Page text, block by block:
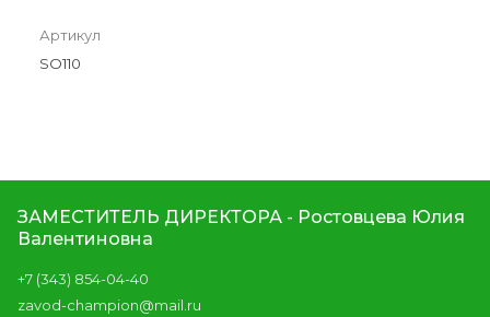
Артикул
SO110
ЗАМЕСТИТЕЛЬ ДИРЕКТОРА - Ростовцева Юлия
Валентиновна
+7 (343) 854-04-40
zavod-champion@mail.ru